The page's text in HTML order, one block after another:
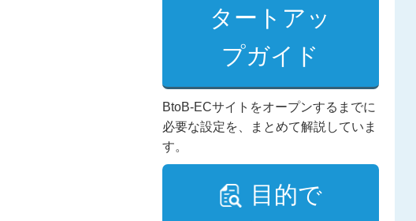
タートアッ
プガイド
BtoB-ECサイトをオープンするまでに
必要な設定を、まとめて解説していま
す。
目的で